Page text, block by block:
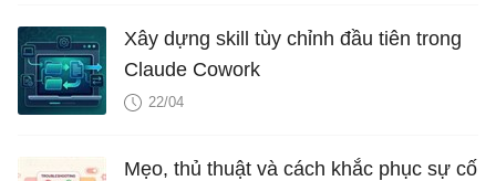
Xây dựng skill tùy chỉnh đầu tiên trong
Claude Cowork
22/04
Mẹo, thủ thuật và cách khắc phục sự cố